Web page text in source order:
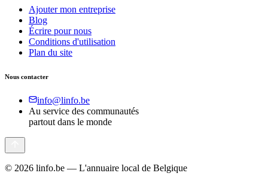
Ajouter mon entreprise
Blog
Écrire pour nous
Conditions d'utilisation
Plan du site
Nous contacter
info@linfo.be
Au service des communautés
partout dans le monde
© 2026 linfo.be — L'annuaire local de Belgique